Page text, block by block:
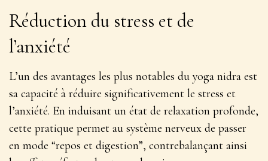
Réduction du stress et de
l’anxiété
L’un des avantages les plus notables du yoga nidra est
sa capacité à réduire significativement le stress et
l’anxiété. En induisant un état de relaxation profonde,
cette pratique permet au système nerveux de passer
en mode “repos et digestion”, contrebalançant ainsi